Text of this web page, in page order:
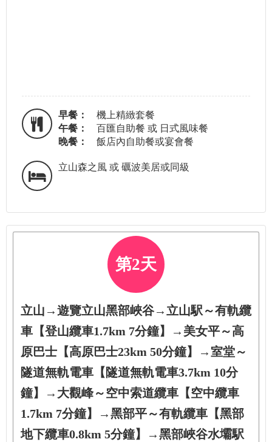
早餐：
機上精緻套餐
午餐：
百匯自助餐 或 日式風味餐
晚餐：
飯店內自助餐或宴會餐
立山森之風 或 礪波美居或同級
第2天
立山→遊覽立山黑部峽谷→立山駅～有軌纜
車【登山纜車1.7km 7分鐘】→美女平～高
原巴士【高原巴士23km 50分鐘】→室堂～
隧道無軌電車【隧道無軌電車3.7km 10分
鐘】→大觀峰～空中索道纜車【空中纜車
1.7km 7分鐘】→黑部平～有軌纜車【黑部
地下纜車0.8km 5分鐘】→黑部峽谷水壩駅